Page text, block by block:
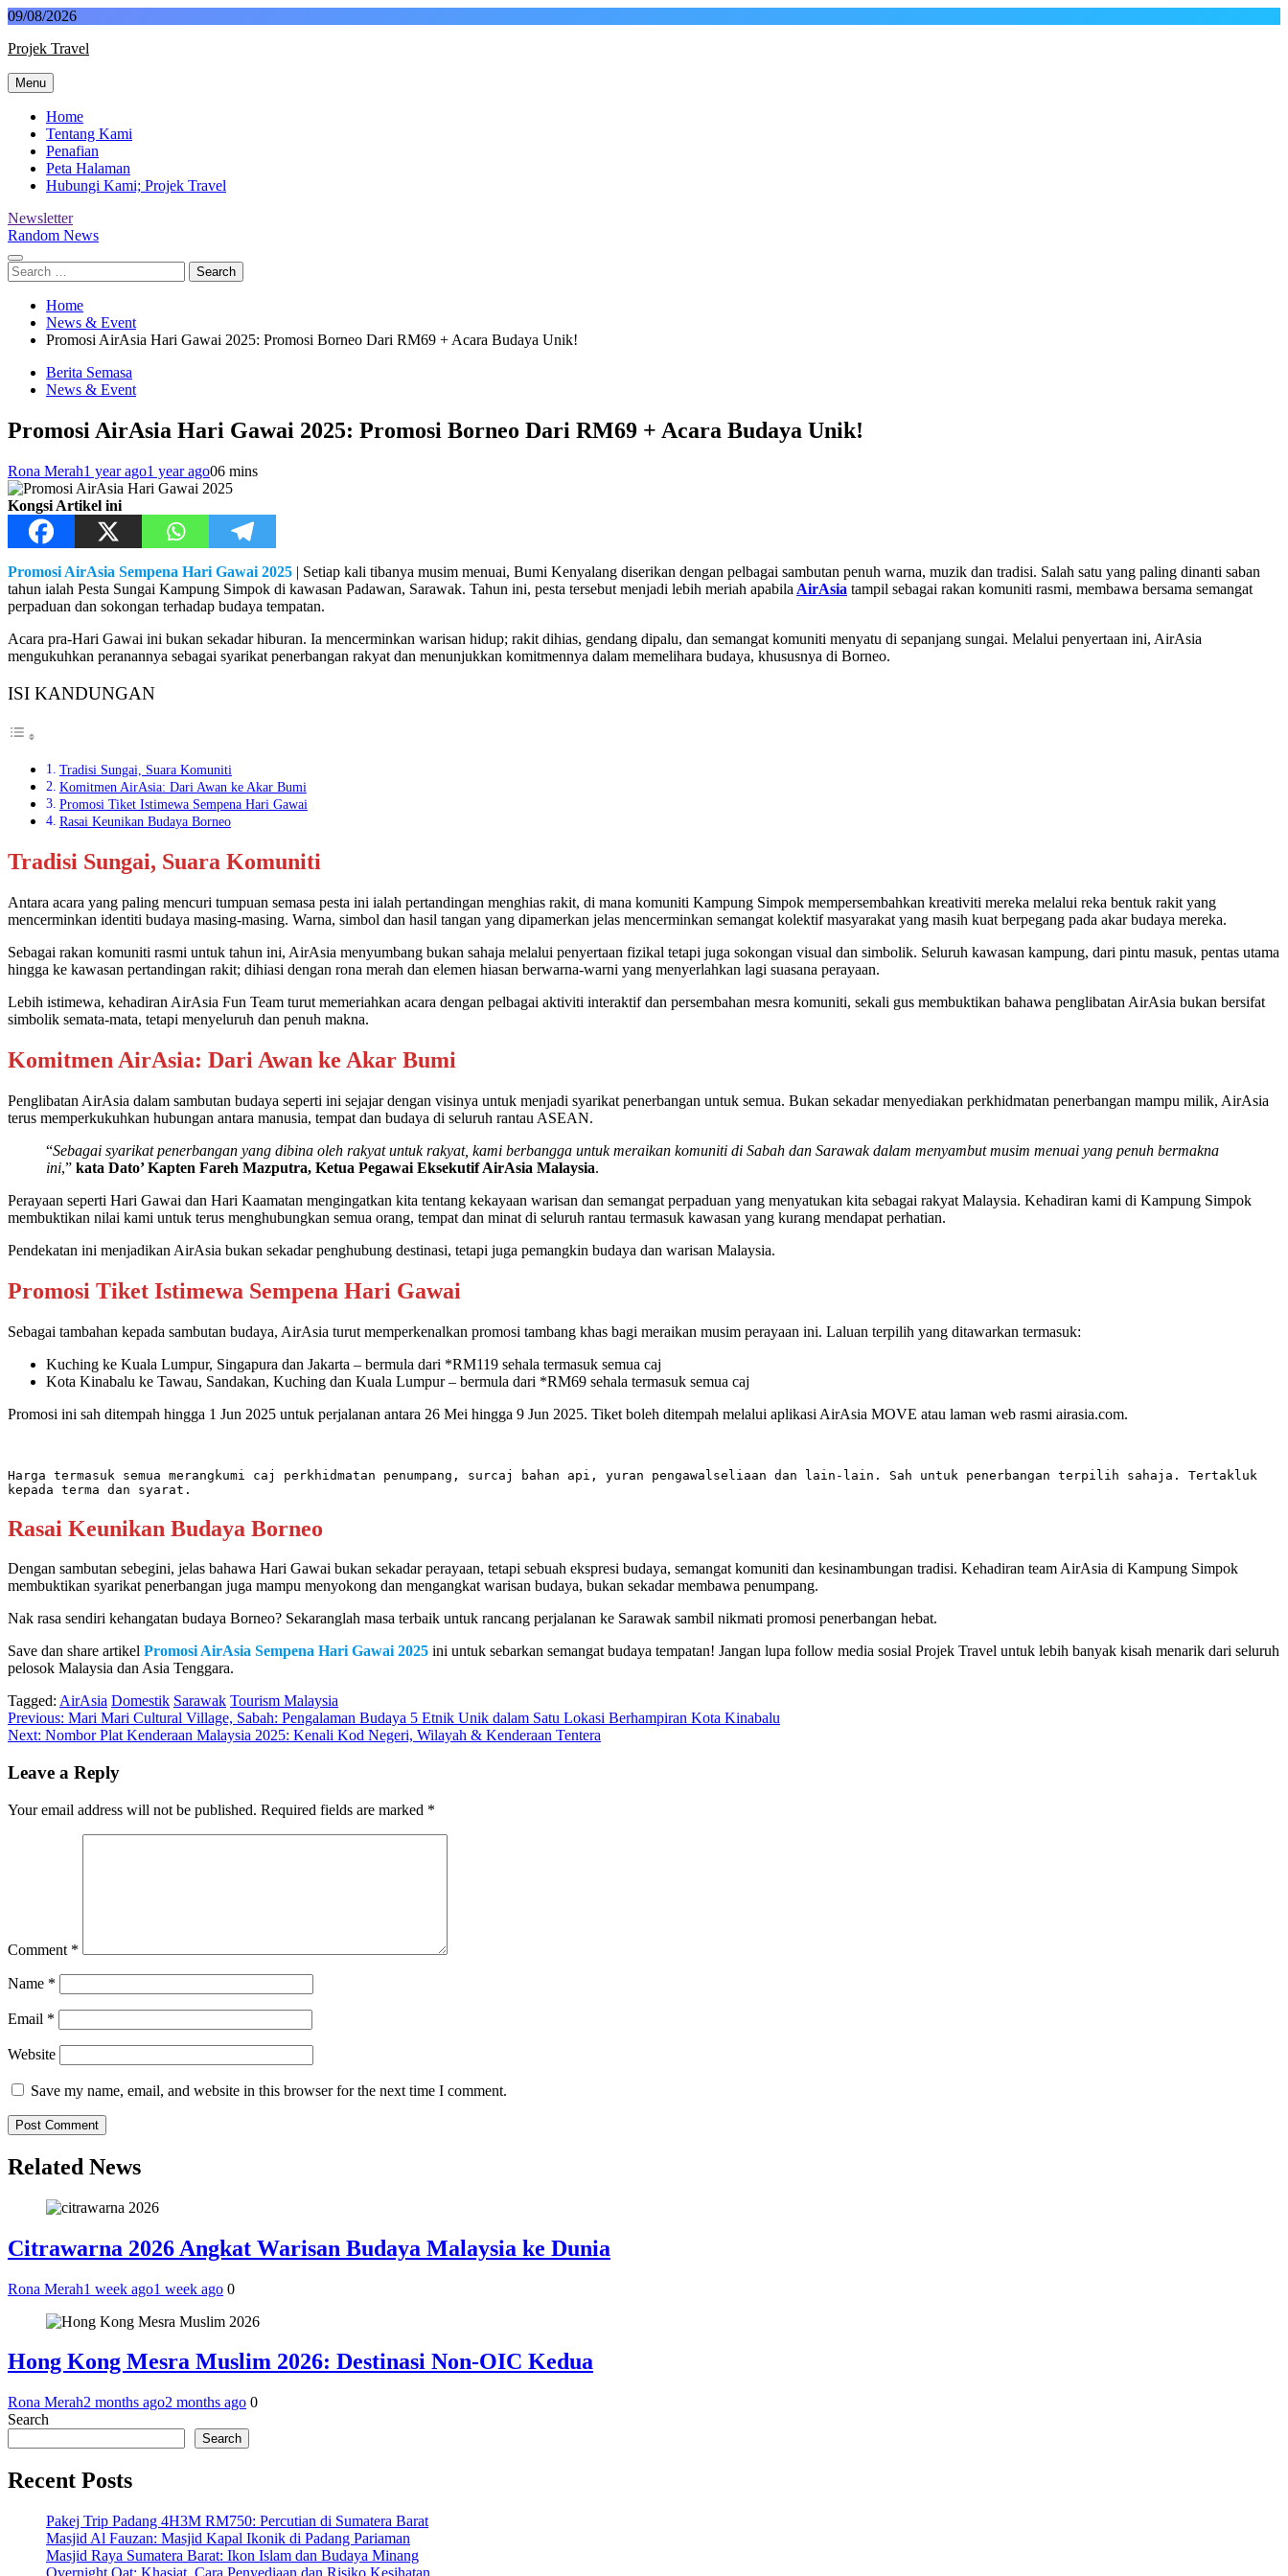
Skip
content
09/08/2026
Projek Travel
Malaysia Travel Portal
Menu
Home
Tentang Kami
Penafian
Peta Halaman
Hubungi Kami; Projek Travel
Newsletter
Random News
Search
for:
Home
News & Event
Promosi AirAsia Hari Gawai 2025: Promosi Borneo Dari RM69 + Acara Budaya Unik!
Berita Semasa
News & Event
Promosi AirAsia Hari Gawai 2025: Promosi Borneo Dari RM69 + Acara Budaya Unik!
Rona Merah1 year ago1 year ago06 mins
Kongsi Artikel ini
Promosi AirAsia Sempena Hari Gawai 2025 | Setiap kali tibanya musim menuai, Bumi Kenyalang diserikan dengan pelbagai sambutan penuh warna, muzik dan tradisi. Salah satu yang paling dinanti saban
tahun ialah Pesta Sungai Kampung Simpok di kawasan Padawan, Sarawak. Tahun ini, pesta tersebut menjadi lebih meriah apabila AirAsia tampil sebagai rakan komuniti rasmi, membawa bersama semangat
perpaduan dan sokongan terhadap budaya tempatan.
Acara pra-Hari Gawai ini bukan sekadar hiburan. Ia mencerminkan warisan hidup; rakit dihias, gendang dipalu, dan semangat komuniti menyatu di sepanjang sungai. Melalui penyertaan ini, AirAsia
mengukuhkan peranannya sebagai syarikat penerbangan rakyat dan menunjukkan komitmennya dalam memelihara budaya, khususnya di Borneo.
ISI KANDUNGAN
Tradisi Sungai, Suara Komuniti
Komitmen AirAsia: Dari Awan ke Akar Bumi
Promosi Tiket Istimewa Sempena Hari Gawai
Rasai Keunikan Budaya Borneo
Tradisi Sungai, Suara Komuniti
Antara acara yang paling mencuri tumpuan semasa pesta ini ialah pertandingan menghias rakit, di mana komuniti Kampung Simpok mempersembahkan kreativiti mereka melalui reka bentuk rakit yang
mencerminkan identiti budaya masing-masing. Warna, simbol dan hasil tangan yang dipamerkan jelas mencerminkan semangat kolektif masyarakat yang masih kuat berpegang pada akar budaya mereka.
Sebagai rakan komuniti rasmi untuk tahun ini, AirAsia menyumbang bukan sahaja melalui penyertaan fizikal tetapi juga sokongan visual dan simbolik. Seluruh kawasan kampung, dari pintu masuk, pentas utama
hingga ke kawasan pertandingan rakit; dihiasi dengan rona merah dan elemen hiasan berwarna-warni yang menyerlahkan lagi suasana perayaan.
Lebih istimewa, kehadiran AirAsia Fun Team turut memeriahkan acara dengan pelbagai aktiviti interaktif dan persembahan mesra komuniti, sekali gus membuktikan bahawa penglibatan AirAsia bukan bersifat
simbolik semata-mata, tetapi menyeluruh dan penuh makna.
Komitmen AirAsia: Dari Awan ke Akar Bumi
Penglibatan AirAsia dalam sambutan budaya seperti ini sejajar dengan visinya untuk menjadi syarikat penerbangan untuk semua. Bukan sekadar menyediakan perkhidmatan penerbangan mampu milik, AirAsia
terus memperkukuhkan hubungan antara manusia, tempat dan budaya di seluruh rantau ASEAN.
“Sebagai syarikat penerbangan yang dibina oleh rakyat untuk rakyat, kami berbangga untuk meraikan komuniti di Sabah dan Sarawak dalam menyambut musim menuai yang penuh bermakna
ini,” kata Dato’ Kapten Fareh Mazputra, Ketua Pegawai Eksekutif AirAsia Malaysia.
Perayaan seperti Hari Gawai dan Hari Kaamatan mengingatkan kita tentang kekayaan warisan dan semangat perpaduan yang menyatukan kita sebagai rakyat Malaysia. Kehadiran kami di Kampung Simpok
membuktikan nilai kami untuk terus menghubungkan semua orang, tempat dan minat di seluruh rantau termasuk kawasan yang kurang mendapat perhatian.
Pendekatan ini menjadikan AirAsia bukan sekadar penghubung destinasi, tetapi juga pemangkin budaya dan warisan Malaysia.
Promosi Tiket Istimewa Sempena Hari Gawai
Sebagai tambahan kepada sambutan budaya, AirAsia turut memperkenalkan promosi tambang khas bagi meraikan musim perayaan ini. Laluan terpilih yang ditawarkan termasuk:
Kuching ke Kuala Lumpur, Singapura dan Jakarta – bermula dari *RM119 sehala termasuk semua caj
Kota Kinabalu ke Tawau, Sandakan, Kuching dan Kuala Lumpur – bermula dari *RM69 sehala termasuk semua caj
Promosi ini sah ditempah hingga 1 Jun 2025 untuk perjalanan antara 26 Mei hingga 9 Jun 2025. Tiket boleh ditempah melalui aplikasi AirAsia MOVE atau laman web rasmi airasia.com.
Harga termasuk semua merangkumi caj perkhidmatan penumpang, surcaj bahan api, yuran pengawalseliaan dan lain-lain. Sah untuk penerbangan terpilih sahaja. Tertakluk
kepada terma dan syarat.
Rasai Keunikan Budaya Borneo
Dengan sambutan sebegini, jelas bahawa Hari Gawai bukan sekadar perayaan, tetapi sebuah ekspresi budaya, semangat komuniti dan kesinambungan tradisi. Kehadiran team AirAsia di Kampung Simpok
membuktikan syarikat penerbangan juga mampu menyokong dan mengangkat warisan budaya, bukan sekadar membawa penumpang.
Nak rasa sendiri kehangatan budaya Borneo? Sekaranglah masa terbaik untuk rancang perjalanan ke Sarawak sambil nikmati promosi penerbangan hebat.
Save dan share artikel Promosi AirAsia Sempena Hari Gawai 2025 ini untuk sebarkan semangat budaya tempatan! Jangan lupa follow media sosial Projek Travel untuk lebih banyak kisah menarik dari seluruh
pelosok Malaysia dan Asia Tenggara.
Tagged: AirAsia Domestik Sarawak Tourism Malaysia
Post
navigation
Previous: Mari Mari Cultural Village, Sabah: Pengalaman Budaya 5 Etnik Unik dalam Satu Lokasi Berhampiran Kota Kinabalu
Next: Nombor Plat Kenderaan Malaysia 2025: Kenali Kod Negeri, Wilayah & Kenderaan Tentera
Leave a Reply
Your email address will not be published. Required fields are marked *
Comment *
Name *
Email *
Website
Save my name, email, and website in this browser for the next time I comment.
Related News
Citrawarna 2026 Angkat Warisan Budaya Malaysia ke Dunia
Rona Merah1 week ago1 week ago 0
Hong Kong Mesra Muslim 2026: Destinasi Non-OIC Kedua
Rona Merah2 months ago2 months ago 0
Search
Search
Recent Posts
Pakej Trip Padang 4H3M RM750: Percutian di Sumatera Barat
Masjid Al Fauzan: Masjid Kapal Ikonik di Padang Pariaman
Masjid Raya Sumatera Barat: Ikon Islam dan Budaya Minang